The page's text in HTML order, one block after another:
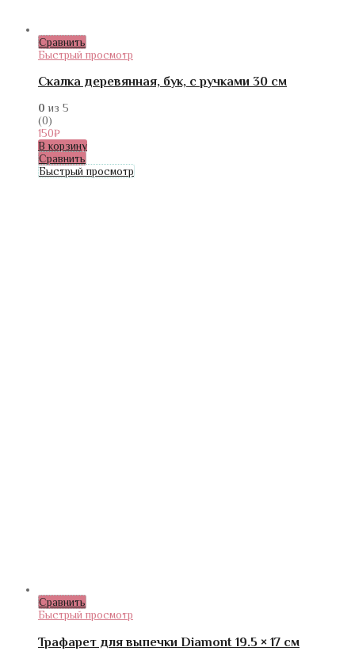
Сравнить
Быстрый просмотр
Скалка деревянная, бук, с ручками 30 см
0 из 5
(0)
150₽
В корзину
Сравнить
Быстрый просмотр
Сравнить
Быстрый просмотр
Трафарет для выпечки Diamont 19.5 × 17 см